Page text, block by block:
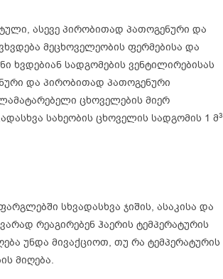
ასევე პირობითად პათოგენური და
მეცხოველეობის ფერმებისა და
ხვდებიან სადგომების ვენტილირებისას
და პირობითად პათოგენური
ცხოველების მიერ
სახეობის ცხოველის სადგომის 1 მ3
სხვადასხვა ჯიშის, ასაკისა და
რეაგირებენ ჰაერის ტემპერატურის
უნდა მივაქციოთ, თუ რა ტემპერატურის
მიღება.